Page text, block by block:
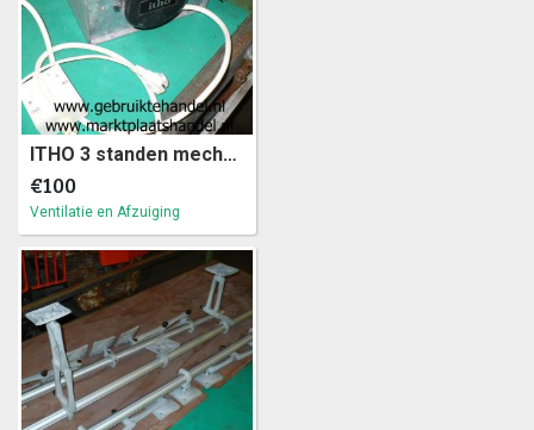
ITHO 3 standen mechanische afzuiging (2a)18
€100
Ventilatie en Afzuiging